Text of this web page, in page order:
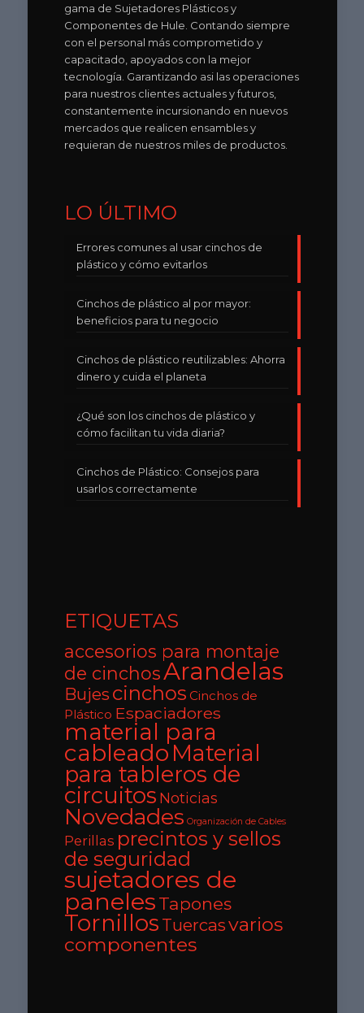
gama de Sujetadores Plásticos y
Componentes de Hule. Contando siempre
con el personal más comprometido y
capacitado, apoyados con la mejor
tecnología. Garantizando asi las operaciones
para nuestros clientes actuales y futuros,
constantemente incursionando en nuevos
mercados que realicen ensambles y
requieran de nuestros miles de productos.
LO ÚLTIMO
Errores comunes al usar cinchos de
plástico y cómo evitarlos
Cinchos de plástico al por mayor:
beneficios para tu negocio
Cinchos de plástico reutilizables: Ahorra
dinero y cuida el planeta
¿Qué son los cinchos de plástico y
cómo facilitan tu vida diaria?
Cinchos de Plástico: Consejos para
usarlos correctamente
ETIQUETAS
accesorios para montaje
de cinchosArandelas
Bujes cinchos Cinchos de
Plástico Espaciadores
material para
cableadoMaterial
para tableros de
circuitos Noticias
Novedades Organización de Cables
Perillas precintos y sellos
de seguridad
sujetadores de
paneles Tapones
Tornillos Tuercasvarios
componentes